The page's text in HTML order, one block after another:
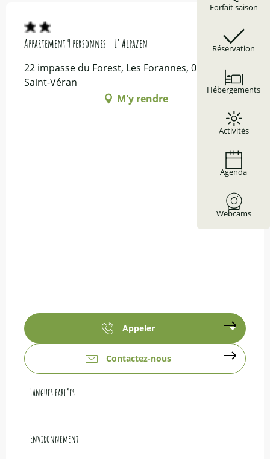
Forfait saison
Réservation
Hébergements
Activités
Agenda
Webcams
Appartement 9 personnes - L' Alpazen
22 impasse du Forest, Les Forannes, 05350
Saint-Véran
M'y rendre
Appeler
Contactez-nous
Langues parlées
Langues parlées
Environnement
Environnement